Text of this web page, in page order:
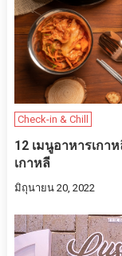
Check-in & Chill
12 เมนูอาหารเกา
เกาหลี
มิถุนายน 20, 2022